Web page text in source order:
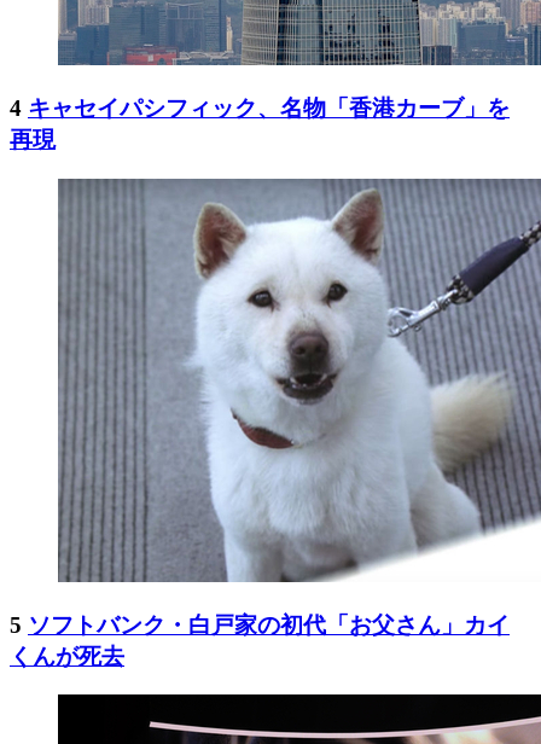
4 キャセイパシフィック、名物「香港カーブ」を
再現
5 ソフトバンク・白戸家の初代「お父さん」カイ
くんが死去